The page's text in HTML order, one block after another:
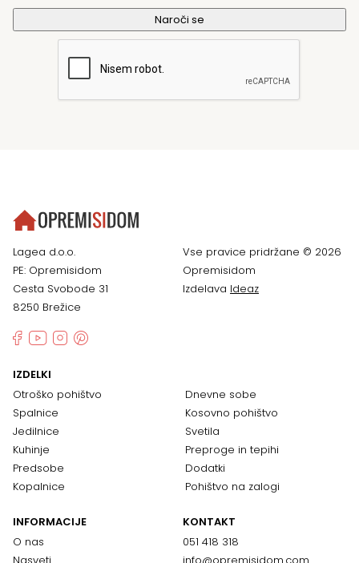
Lagea d.o.o.
PE: Opremisidom
Cesta Svobode 31
8250 Brežice
Vse pravice pridržane © 2026
Opremisidom
Izdelava Ideaz
IZDELKI
Otroško pohištvo
Spalnice
Jedilnice
Kuhinje
Predsobe
Kopalnice
Dnevne sobe
Kosovno pohištvo
Svetila
Preproge in tepihi
Dodatki
Pohištvo na zalogi
INFORMACIJE
O nas
KONTAKT
051 418 318